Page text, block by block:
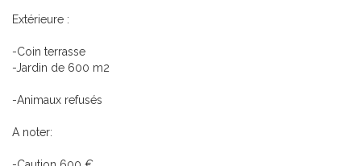
Extérieure :
-Coin terrasse
-Jardin de 600 m2
-Animaux refusés
A noter: